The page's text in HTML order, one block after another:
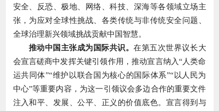
安全、反恐、极地、网络、科技、深海等各领域立场主
张，为应对全球性挑战、各类传统与非传统安全问题、
全球治理新兴领域挑战贡献中国智慧。
推动中国主张成为国际共识。在第五次世界议长大
会宣言磋商中发挥关键引领作用，推动宣言纳入“人类命
运共同体”“维护以联合国为核心的国际体系”“以人民为
中心”等重要内容，为这一引领议会多边合作的重要文件
注入和平、发展、公平、正义的价值底色。宣言得到与